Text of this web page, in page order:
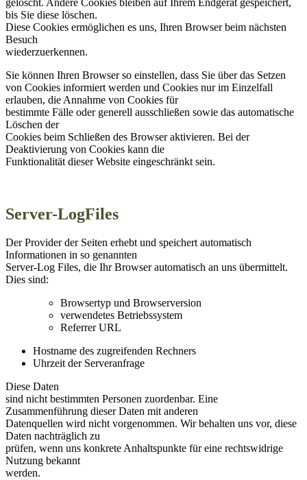
bis Sie diese löschen.
Diese Cookies ermöglichen es uns, Ihren Browser beim nächsten
Besuch
wiederzuerkennen.
Sie können Ihren Browser so einstellen, dass Sie über das Setzen
von Cookies informiert werden und Cookies nur im Einzelfall
erlauben, die Annahme von Cookies für
bestimmte Fälle oder generell ausschließen sowie das automatische
Löschen der
Cookies beim Schließen des Browser aktivieren. Bei der
Deaktivierung von Cookies kann die
Funktionalität dieser Website eingeschränkt sein.
Server-LogFiles
Der Provider der Seiten erhebt und speichert automatisch
Informationen in so genannten
Server-Log Files, die Ihr Browser automatisch an uns übermittelt.
Dies sind:
Browsertyp und Browserversion
verwendetes Betriebssystem
Referrer URL
Hostname des zugreifenden Rechners
Uhrzeit der Serveranfrage
Diese Daten
sind nicht bestimmten Personen zuordenbar. Eine
Zusammenführung dieser Daten mit anderen
Datenquellen wird nicht vorgenommen. Wir behalten uns vor, diese
Daten nachträglich zu
prüfen, wenn uns konkrete Anhaltspunkte für eine rechtswidrige
Nutzung bekannt
werden.